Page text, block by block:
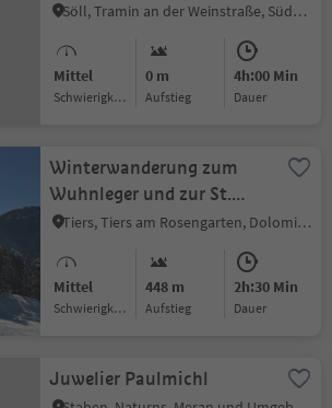
Söll, Tramin an der Weinstraße, Südtiroler Weinstraße
Mittel
Schwierigkeitsgrad
0 m
Aufstieg
4h:00 Min
Dauer
Winterwanderung zum
Wuhnleger und zur St.
Sebastian Kapelle
Tiers, Tiers am Rosengarten, Dolomitenregion Seiser Alm
Mittel
Schwierigkeitsgrad
448 m
Aufstieg
2h:30 Min
Dauer
Juwelier Paulmichl